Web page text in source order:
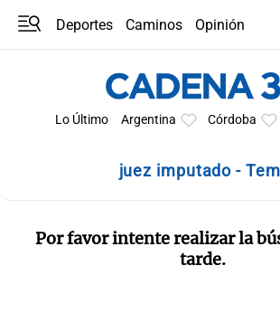
Deportes Caminos
Opinión
Lo Último Argentina Córdoba
juez imputado -
Por favor intente realizar la
tarde.